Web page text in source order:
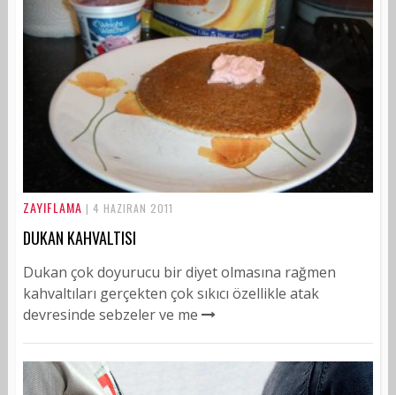
ZAYIFLAMA | 4 HAZIRAN 2011
DUKAN KAHVALTISI
Dukan çok doyurucu bir diyet olmasına rağmen
kahvaltıları gerçekten çok sıkıcı özellikle atak
devresinde sebzeler ve me